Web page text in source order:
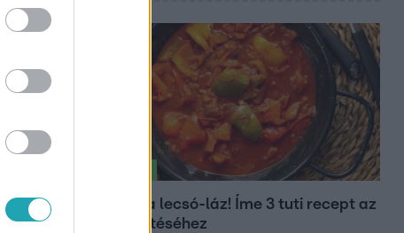
Kitört a lecsó-láz! Íme 3 tuti recept az
elkészítéséhez